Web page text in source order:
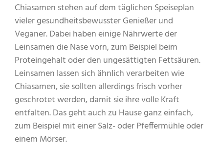
Chiasamen stehen auf dem täglichen Speiseplan
vieler gesundheitsbewusster Genießer und
Veganer. Dabei haben einige Nährwerte der
Leinsamen die Nase vorn, zum Beispiel beim
Proteingehalt oder den ungesättigten Fettsäuren.
Leinsamen lassen sich ähnlich verarbeiten wie
Chiasamen, sie sollten allerdings frisch vorher
geschrotet werden, damit sie ihre volle Kraft
entfalten. Das geht auch zu Hause ganz einfach,
zum Beispiel mit einer Salz- oder Pfeffermühle oder
einem Mörser.